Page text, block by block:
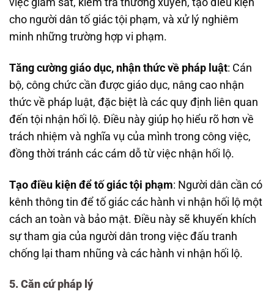
cho người dân tố giác tội phạm, và xử lý nghiêm
minh những trường hợp vi phạm.
Tăng cường giáo dục, nhận thức về pháp luật: Cán
bộ, công chức cần được giáo dục, nâng cao nhận
thức về pháp luật, đặc biệt là các quy định liên quan
đến tội nhận hối lộ. Điều này giúp họ hiểu rõ hơn về
trách nhiệm và nghĩa vụ của mình trong công việc,
đồng thời tránh các cám dỗ từ việc nhận hối lộ.
Tạo điều kiện để tố giác tội phạm: Người dân cần có
kênh thông tin để tố giác các hành vi nhận hối lộ một
cách an toàn và bảo mật. Điều này sẽ khuyến khích
sự tham gia của người dân trong việc đấu tranh
chống lại tham nhũng và các hành vi nhận hối lộ.
5. Căn cứ pháp lý